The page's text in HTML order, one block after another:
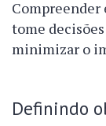
Compreender
tome
minimizar o
Definindo